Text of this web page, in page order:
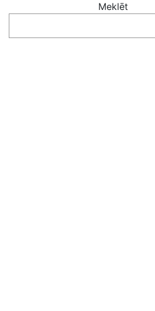
Meklēt